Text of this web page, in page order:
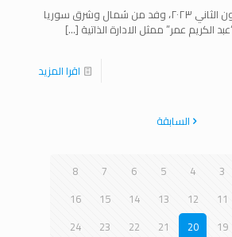
التقى اليوم، ٣١ كانون الثاني ٢٠٢٣، وفد من شمال وشرق سوريا
الكريم عمر” ممثل الادارة الذاتية […]
اقرا المزيد
السابقة
3
4
5
6
7
8
11
12
13
14
15
16
19
20
21
22
23
24